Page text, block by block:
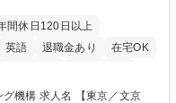
間休日120日以上
英語 退職金あり
在宅OK
京／文京